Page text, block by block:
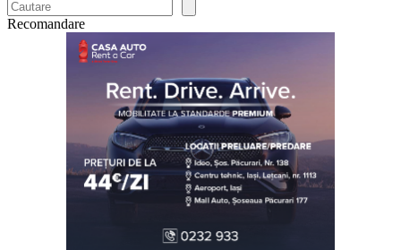
Recomandare